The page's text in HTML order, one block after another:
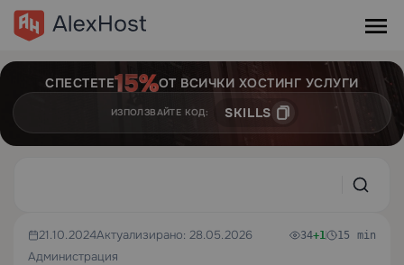
СПЕСТЕТЕ ОТ ВСИЧКИ ХОСТИНГ УСЛУГИ
ИЗПОЛЗВАЙТЕ КОД: SKILLS
21.10.2024Актуализирано: 28.05.2026
Администрация
34+1 15 min